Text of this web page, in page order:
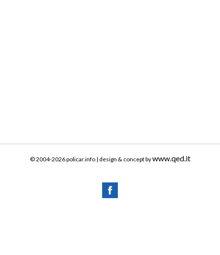
© 2004-2026 policar.info | design & concept bywww.qed.it